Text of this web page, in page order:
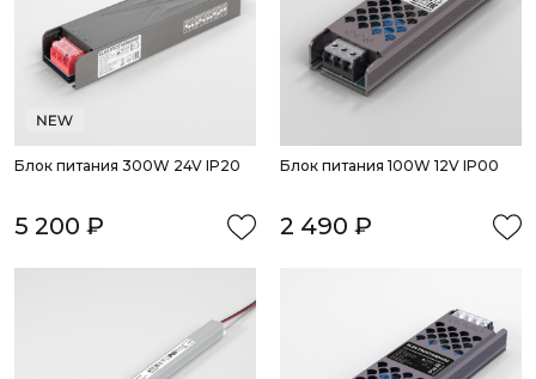
Блок питания 300W 24V IP20
5 200 ₽
Блок питания 100W 12V IP00
2 490 ₽